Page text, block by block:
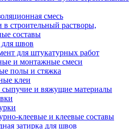
смесь
в строительный растворы,
составы
для швов
для штукатурных работ
и монтажные смеси
полы и стяжка
клеи
сыпучие и вяжущие материалы
клеевые и клеевые составы
затирка для швов